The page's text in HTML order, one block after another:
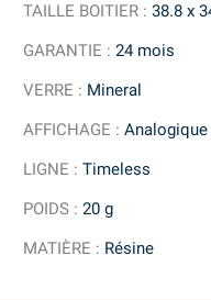
TAILLE BOITIER: 38.8 x
GARANTIE : 24 mois
VERRE : Mineral
AFFICHAGE : Analogique
LIGNE : Timeless
POIDS: 20 g
MATIÈRE : Résine